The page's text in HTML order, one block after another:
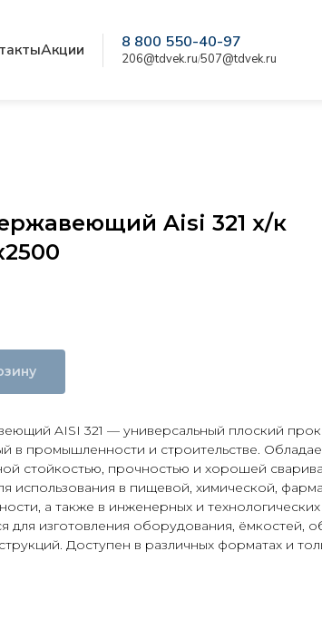
Акции 8 800 550-40-97
206@tdvek.ru/507@tdvek.ru
Aisi 321 х/к
AISI 321 — универсальный плоский
в промышленности и строительстве.
стойкостью, прочностью и хорошей
использования в пищевой, химической,
а также в инженерных и технологических
для изготовления оборудования, ёмкостей,
Доступен в различных форматах и